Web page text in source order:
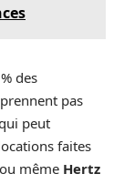
des
pas
peut
faites
même Hertz